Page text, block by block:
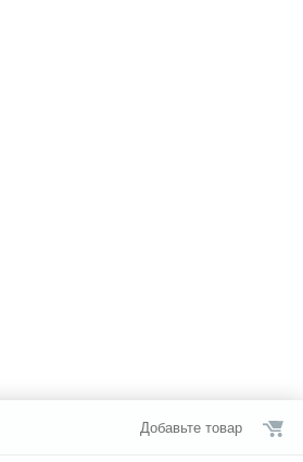
Добавьте товар